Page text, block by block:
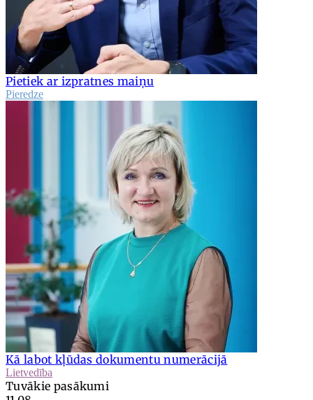
Pietiek ar izpratnes maiņu
Pieredze
Kā labot kļūdas dokumentu numerācijā
Lietvedība
Tuvākie pasākumi